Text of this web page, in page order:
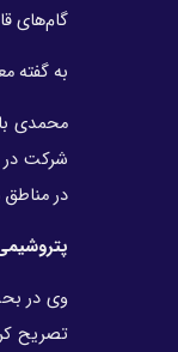
گام‌های
به گفته
محمدی
شرکت در
در